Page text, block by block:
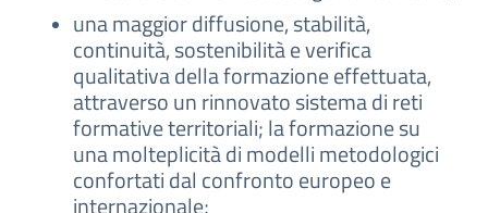
una maggior diffusione, stabilità,
continuità, sostenibilità e verifica
qualitativa della formazione effettuata,
attraverso un rinnovato sistema di reti
formative territoriali; la formazione su
una molteplicità di modelli metodologici
confortati dal confronto europeo e
internazionale;